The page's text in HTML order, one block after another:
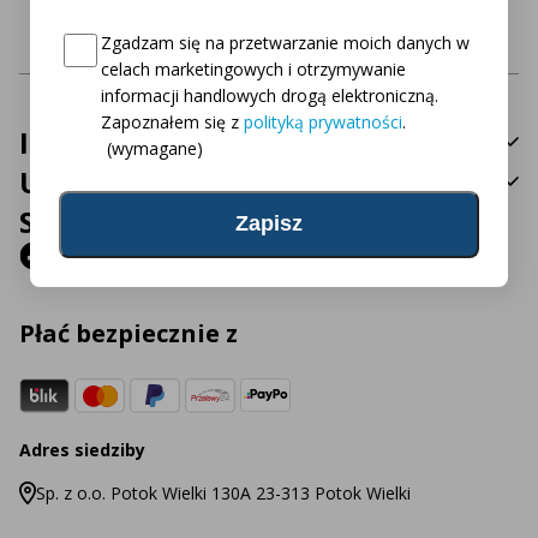
dostępne bezpośrednio
Informacje
Usługa
Social Media
Płać bezpiecznie z
Adres siedziby
Sp. z o.o. Potok Wielki 130A 23-313 Potok Wielki
Consent (wymagane)
Zgadzam się na przetwarzanie moich danych w
celach marketingowych i otrzymywanie
informacji handlowych drogą elektroniczną.
Zapoznałem się z polityką prywatności.
(wymagane)